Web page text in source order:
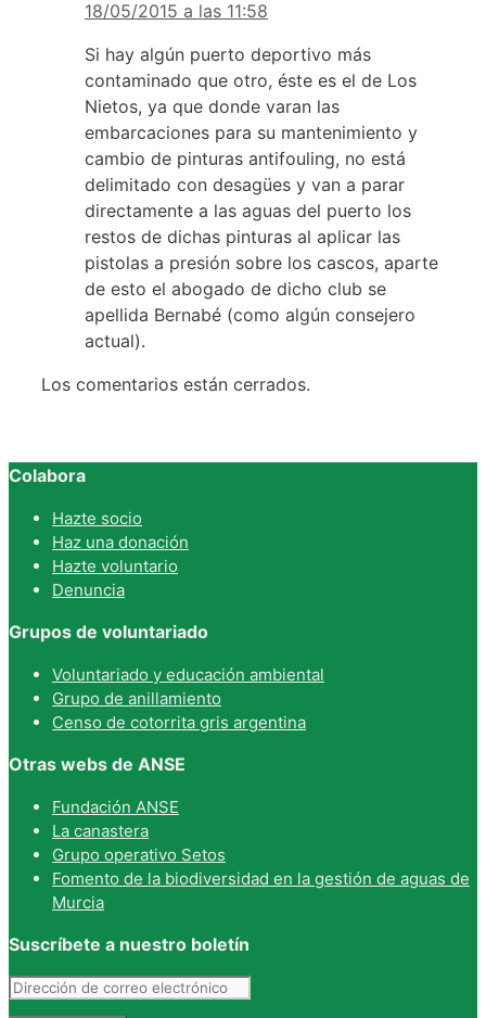
18/05/2015 a las 11:58
Si hay algún puerto deportivo más
contaminado que otro, éste es el de Los
Nietos, ya que donde varan las
embarcaciones para su mantenimiento y
cambio de pinturas antifouling, no está
delimitado con desagües y van a parar
directamente a las aguas del puerto los
restos de dichas pinturas al aplicar las
pistolas a presión sobre los cascos, aparte
de esto el abogado de dicho club se
apellida Bernabé (como algún consejero
actual).
Los comentarios están cerrados.
Colabora
Hazte socio
Haz una donación
Hazte voluntario
Denuncia
Grupos de voluntariado
Voluntariado y educación ambiental
Grupo de anillamiento
Censo de cotorrita gris argentina
Otras webs de ANSE
Fundación ANSE
La canastera
Grupo operativo Setos
Fomento de la biodiversidad en la gestión de aguas de
Murcia
Suscríbete a nuestro boletín